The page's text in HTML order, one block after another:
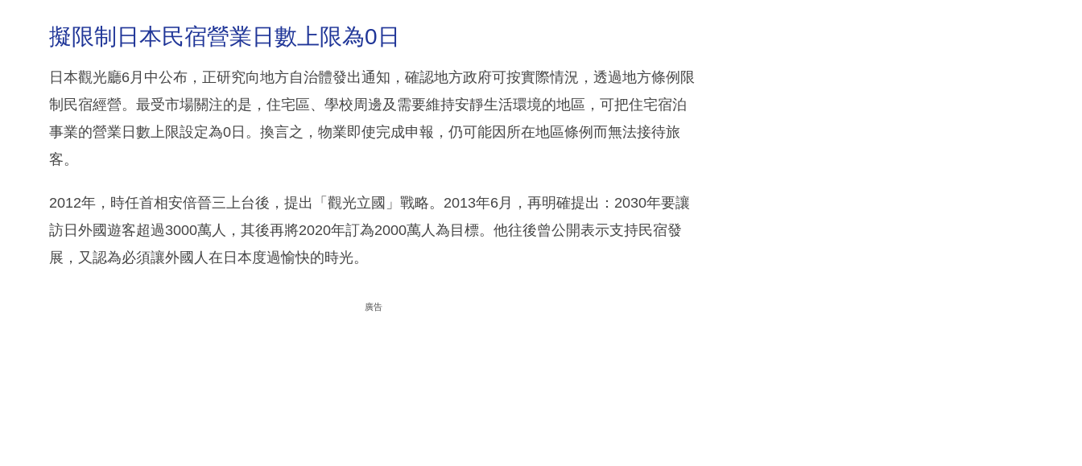
擬限制日本民宿營業日數上限為0日
日本觀光廳6月中公布，正研究向地方自治體發出通知，確認地方政府可按實際情況，透過地方條例限
制民宿經營。最受市場關注的是，住宅區、學校周邊及需要維持安靜生活環境的地區，可把住宅宿泊
事業的營業日數上限設定為0日。換言之，物業即使完成申報，仍可能因所在地區條例而無法接待旅
客。
2012年，時任首相安倍晉三上台後，提出「觀光立國」戰略。2013年6月，再明確提出：2030年要讓
訪日外國遊客超過3000萬人，其後再將2020年訂為2000萬人為目標。他往後曾公開表示支持民宿發
展，又認為必須讓外國人在日本度過愉快的時光。
廣告